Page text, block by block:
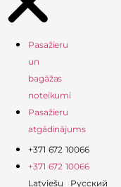
Pasažieru
un
bagāžas
noteikumi
Pasažieru
atgādinājums
+371 672 10066
+371 672 10066
Latviešu
Русский